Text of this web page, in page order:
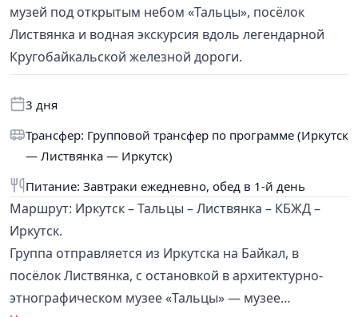
музей под открытым небом «Тальцы», посёлок
Листвянка и водная экскурсия вдоль легендарной
Кругобайкальской железной дороги.
3 дня
Трансфер: Групповой трансфер по программе (Иркутск
— Листвянка — Иркутск)
Питание: Завтраки ежедневно, обед в 1-й день
Маршрут: Иркутск – Тальцы – Листвянка – КБЖД –
Иркутск.
Группа отправляется из Иркутска на Байкал, в
посёлок Листвянка, с остановкой в архитектурно-
этнографическом музее «Тальцы» — музее